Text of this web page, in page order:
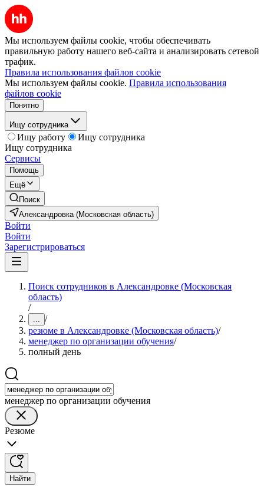
Мы используем файлы cookie, чтобы обеспечивать
правильную работу нашего веб-сайта и анализировать сетевой
трафик.
Правила использования файлов cookie
Мы используем файлы cookie. Правила использования
файлов cookie
Понятно
Ищу сотрудника
Ищу работу
Ищу сотрудника
Ищу сотрудника
Сервисы
Помощь
Ещё
Поиск
Александровка (Московская область)
Войти
Войти
Зарегистрироваться
Поиск сотрудников в Александровке (Московская
область)
/
... /
резюме в Александровке (Московская область)/
менеджер по организации обучения/
полный день
менеджер по организации обучения
Резюме
Найти